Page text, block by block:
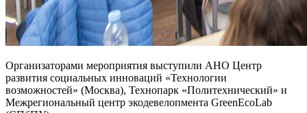
Организаторами мероприятия выступили АНО Центр
развития социальных инноваций «Технологии
возможностей» (Москва), Технопарк «Политехнический» и
Межрегиональный центр экодевелопмента GreenEcoLab